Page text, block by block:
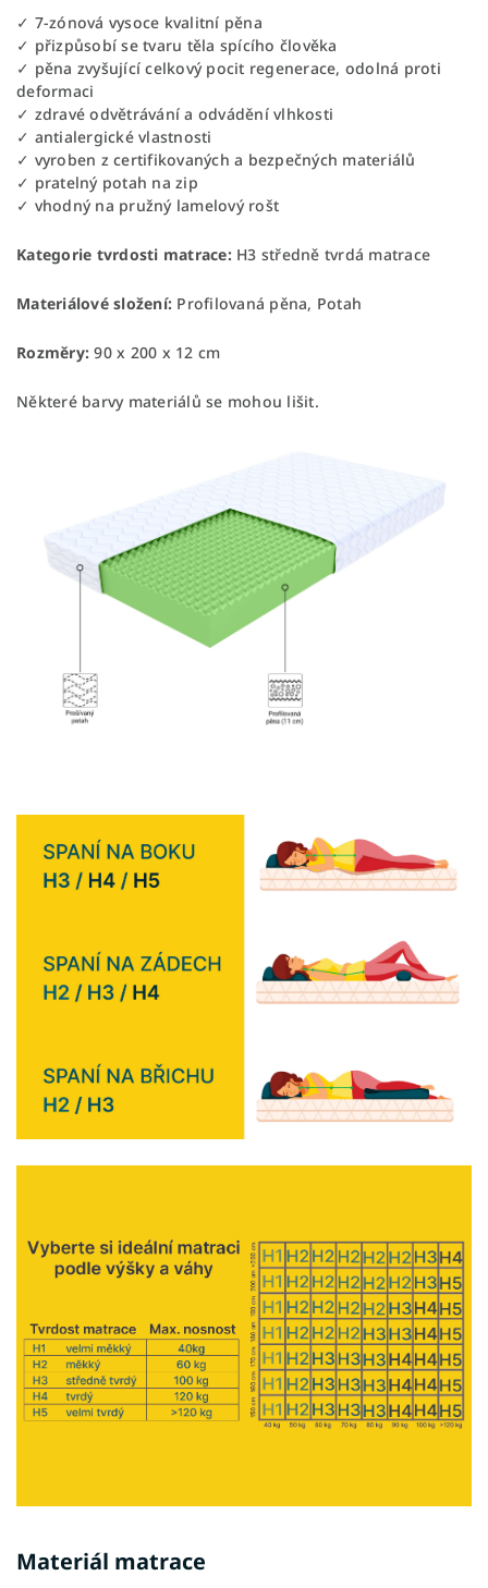
✓ 7-zónová vysoce kvalitní pěna
✓ přizpůsobí se tvaru těla spícího člověka
✓ pěna zvyšující celkový pocit regenerace, odolná proti
deformaci
✓ zdravé odvětrávání a odvádění vlhkosti
✓ antialergické vlastnosti
✓ vyroben z certifikovaných a bezpečných materiálů
✓ pratelný potah na zip
✓ vhodný na pružný lamelový rošt
Kategorie tvrdosti matrace:H3 středně tvrdá matrace
Materiálové složení: Profilovaná pěna, Potah
Rozměry: 90 x 200 x 12 cm
Některé barvy materiálů se mohou lišit.
Materiál matrace